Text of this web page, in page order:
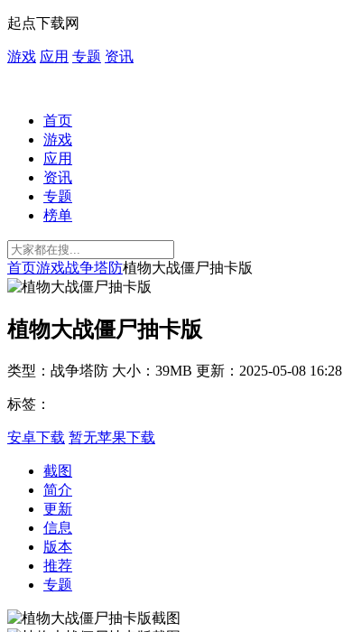
起点下载网
游戏 应用 专题 资讯
首页
游戏
应用
资讯
专题
榜单
首页游戏战争塔防植物大战僵尸抽卡版
植物大战僵尸抽卡版
类型：战争塔防 大小：39MB 更新：2025-05-08 16:28
标签：
安卓下载 暂无苹果下载
截图
简介
更新
信息
版本
推荐
专题